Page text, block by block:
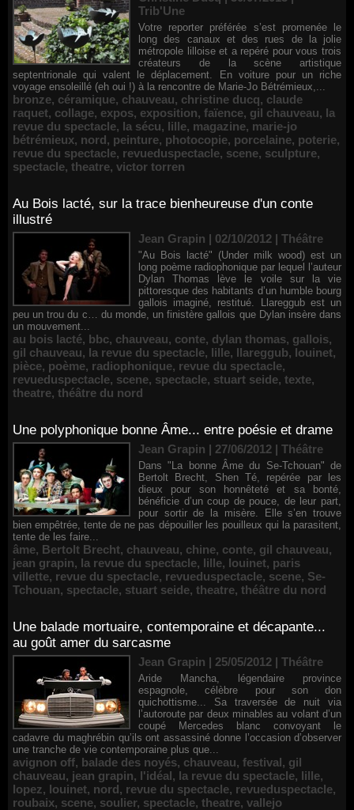
Trib'Une
Votre reporter préférée s’est promenée le
long des canaux et des rues de la jolie
métropole lilloise et a repéré pour vous trois
créateurs de la scène artistique
septentrionale qui valent le déplacement. En voiture pour un riche
voyage ensoleillé (eh oui !) à la rencontre de Marie-Jo Bétrémieux,...
bronze, céramique, chauveau, christine ducq, claude
raquet, collage, expos, exposition, faïence, gil chauveau, la
revue du spectacle, la sécu, lille, magazine, marie-jo
bétrémieux, nord, peinture, photocopie, porcelaine, poterie,
revue du spectacle, revueduspectacle, scene, sculpture,
spectacle, theatre, victor torren
Au Bois lacté, sur la trace bienheureuse d'un conte
illustré
Jean Grapin | 02/10/2012 | Théâtre
"Au Bois lacté" (Under milk wood) est un
long poème radiophonique par lequel l’auteur
Dylan Thomas lève le voile sur la vie
pittoresque des habitants d’un humble bourg
gallois imaginé, restitué. Llareggub est un
peu un trou du c… du monde, un finistère gallois que Dylan insère dans
un mouvement...
au bois lacté, bbc, chauveau, conte, dylan thomas, gallois,
gil chauveau, la revue du spectacle, lille, llareggub, louinet,
pièce, poème, radiophonique, revue du spectacle,
revueduspectacle, scene, spectacle, stuart seide, texte,
theatre, théâtre du nord
Une polyphonique bonne Âme... entre poésie et drame
Jean Grapin | 27/06/2012 | Théâtre
Dans "La bonne Âme du Se-Tchouan" de
Bertolt Brecht, Shen Té, repérée par les
dieux pour son honnêteté et sa bonté,
bénéficie d’un coup de pouce, de leur part,
pour sortir de la misère. Elle s’en trouve
bien empêtrée, tente de ne pas dépouiller les pouilleux qui la parasitent,
tente de les faire...
âme, Bertolt Brecht, chauveau, chine, conte, gil chauveau,
jean grapin, la revue du spectacle, lille, louinet, paris
villette, revue du spectacle, revueduspectacle, scene, Se-
Tchouan, spectacle, stuart seide, theatre, théâtre du nord
Une balade mortuaire, contemporaine et décapante...
au goût amer du sarcasme
Jean Grapin | 25/05/2012 | Théâtre
Aride Mancha, légendaire province
espagnole, célèbre pour son don
quichottisme... Sa traversée de nuit via
l’autoroute par deux minables au volant d’un
coupé Mercedes blanc convoyant le
cadavre du maghrébin qu’ils ont assassiné donne l’occasion d’observer
une tranche de vie contemporaine plus que...
avignon off, balade des noyés, chauveau, festival, gil
chauveau, jean grapin, l'idéal, la revue du spectacle, lille,
lopez, louinet, nord, revue du spectacle, revueduspectacle,
roubaix, scene, soulier, spectacle, theatre, vallejo